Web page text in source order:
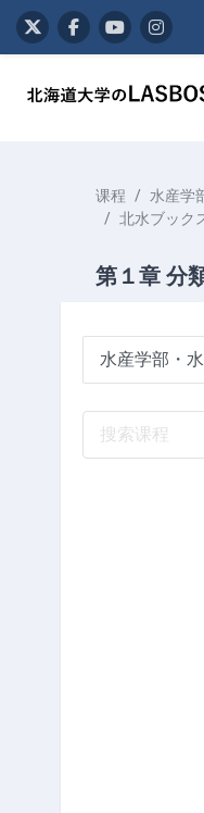
课程 水産学
北水ブック
第１章 分
课程类别